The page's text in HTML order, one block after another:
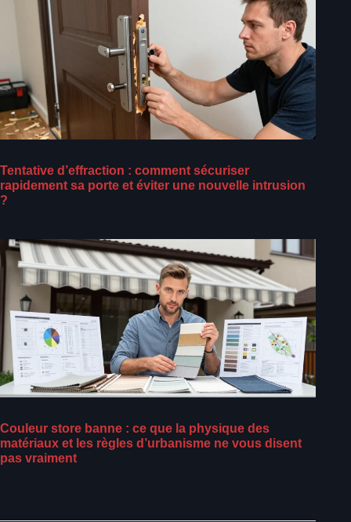
Tentative d’effraction : comment sécuriser
rapidement sa porte et éviter une nouvelle intrusion
?
Couleur store banne : ce que la physique des
matériaux et les règles d’urbanisme ne vous disent
pas vraiment